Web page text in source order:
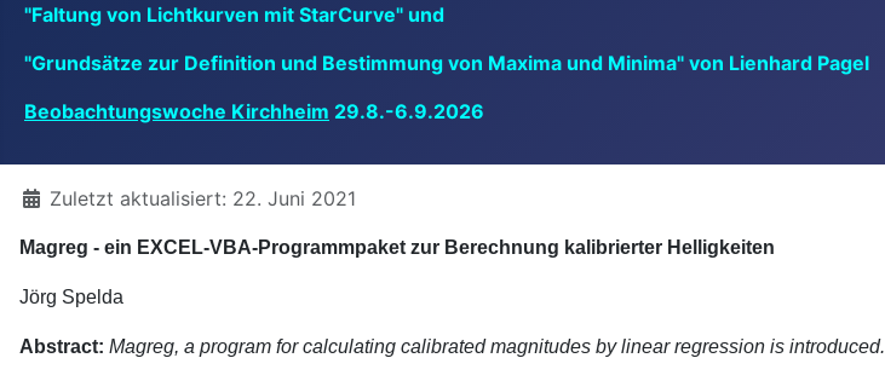
"Faltung von Lichtkurven mit StarCurve" und
"Grundsätze zur Definition und Bestimmung von Maxima und Minima" von Lienhard Pagel
Beobachtungswoche Kirchheim 29.8.-6.9.2026
DetailsZuletzt aktualisiert: 22. Juni 2021
Magreg - ein EXCEL-VBA-Programmpaket zur Berechnung kalibrierter Helligkeiten
Jörg Spelda
Abstract: Magreg, a program for calculating calibrated magnitudes by linear regression is introduced.